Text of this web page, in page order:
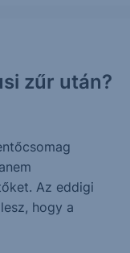
zűr után?
Az eddigi
hogy a